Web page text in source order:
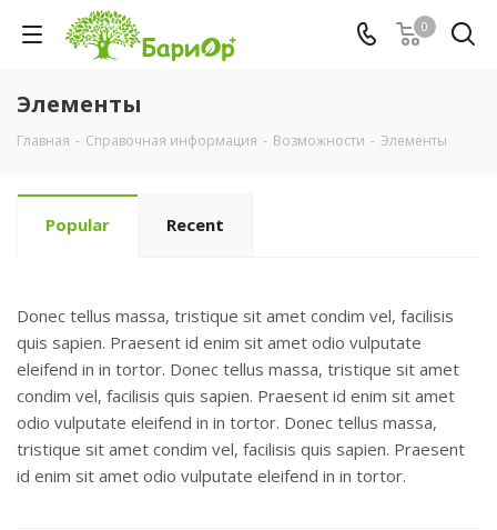
0
Элементы
Главная - Справочная информация - Возможности - Элементы
Popular Recent
Donec tellus massa, tristique sit amet condim vel, facilisis
quis sapien. Praesent id enim sit amet odio vulputate
eleifend in in tortor. Donec tellus massa, tristique sit amet
condim vel, facilisis quis sapien. Praesent id enim sit amet
odio vulputate eleifend in in tortor. Donec tellus massa,
tristique sit amet condim vel, facilisis quis sapien. Praesent
id enim sit amet odio vulputate eleifend in in tortor.